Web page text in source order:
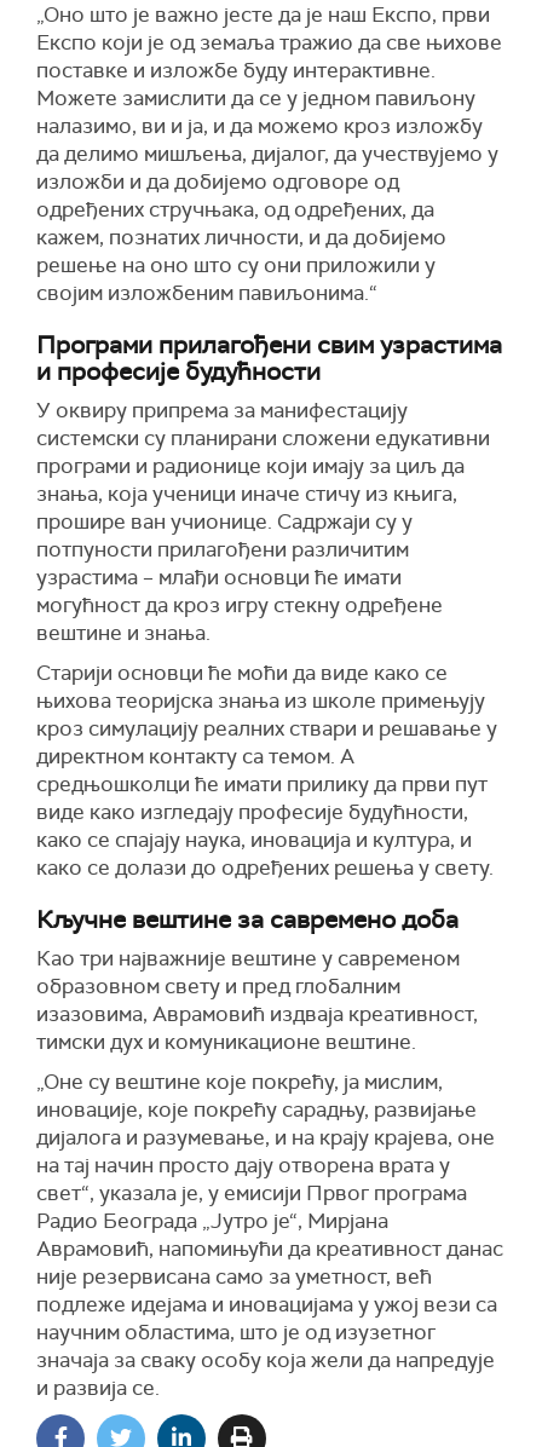
„Оно што је важно јесте да је наш Експо, први
Експо који је од земаља тражио да све њихове
поставке и изложбе буду интерактивне.
Можете замислити да се у једном павиљону
налазимо, ви и ја, и да можемо кроз изложбу
да делимо мишљења, дијалог, да учествујемо у
изложби и да добијемо одговоре од
одређених стручњака, од одређених, да
кажем, познатих личности, и да добијемо
решење на оно што су они приложили у
својим изложбеним павиљонима.“
Програми прилагођени свим узрастима
и професије будућности
У оквиру припрема за манифестацију
системски су планирани сложени едукативни
програми и радионице који имају за циљ да
знања, која ученици иначе стичу из књига,
прошире ван учионице. Садржаји су у
потпуности прилагођени различитим
узрастима – млађи основци ће имати
могућност да кроз игру стекну одређене
вештине и знања.
Старији основци ће моћи да виде како се
њихова теоријска знања из школе примењују
кроз симулацију реалних ствари и решавање у
директном контакту са темом. А
средњошколци ће имати прилику да први пут
виде како изгледају професије будућности,
како се спајају наука, иновација и култура, и
како се долази до одређених решења у свету.
Кључне вештине за савремено доба
Као три најважније вештине у савременом
образовном свету и пред глобалним
изазовима, Аврамовић издваја креативност,
тимски дух и комуникационе вештине.
„Оне су вештине које покрећу, ја мислим,
иновације, које покрећу сарадњу, развијање
дијалога и разумевање, и на крају крајева, оне
на тај начин просто дају отворена врата у
свет“, указала је, у емисији Првог програма
Радио Београда „Јутро је“, Мирјана
Аврамовић, напомињући да креативност данас
није резервисана само за уметност, већ
подлеже идејама и иновацијама у ужој вези са
научним областима, што је од изузетног
значаја за сваку особу која жели да напредује
и развија се.